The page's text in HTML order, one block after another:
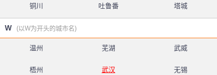
铜川 吐鲁番 塔城
W (以W为开头的城市名)
温州 芜湖 武威
梧州 武汉 无锡